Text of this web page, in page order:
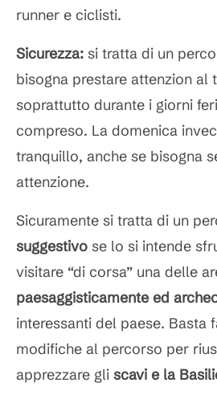
runner e ciclisti.
Sicurezza: si tratta di un
bisogna prestare attenzion al
soprattutto durante i giorni
compreso. La domenica
tranquillo, anche se bisogna
attenzione.
Sicuramente si tratta di un
suggestivo se lo si intende
visitare “di corsa” una delle
paesaggisticamente ed
interessanti del paese. Basta
modifiche al percorso per
apprezzare gli scavi e la